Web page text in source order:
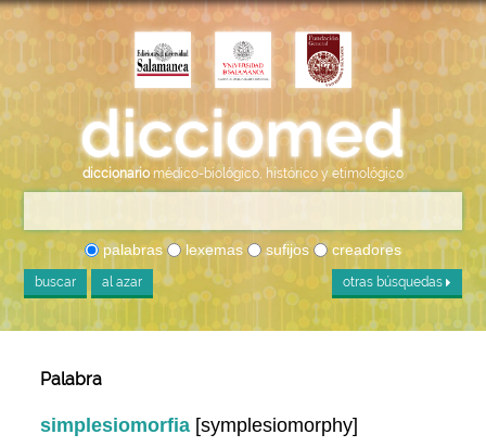
diccionario médico-biológico, histórico y etimológico
palabras lexemas sufijos creadores
buscar al azar otras búsquedas
Palabra
simplesiomorfia [symplesiomorphy]